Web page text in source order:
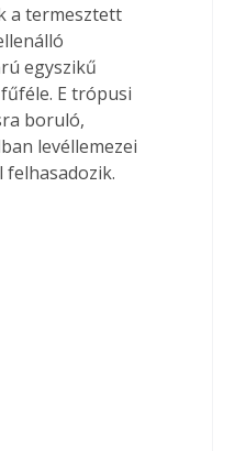
a termesztett
egyszikű
E trópusi
boruló,
levéllemezei